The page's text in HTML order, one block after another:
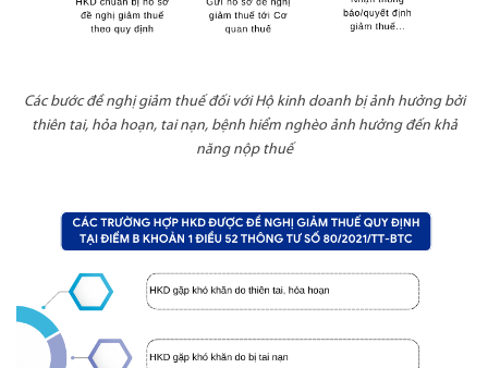
Các bước đề nghị giảm thuế đối với Hộ kinh doanh bị ảnh hưởng bởi
thiên tai, hỏa hoạn, tai nạn, bệnh hiểm nghèo ảnh hưởng đến khả
năng nộp thuế